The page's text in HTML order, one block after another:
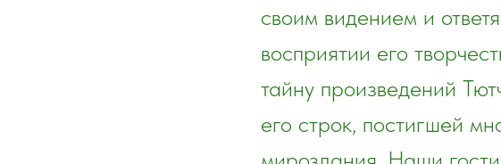
своим видением и
восприятии его
тайну произведений
его строк, постигшей